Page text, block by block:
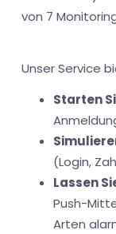
von 7
Unser Service
Starten
(Login,
Lassen
Push-
Arten